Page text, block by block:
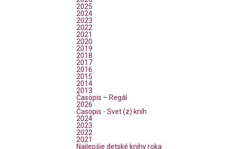
2025
2024
2023
2022
2021
2020
2019
2018
2017
2016
2015
2014
2013
Časopis – Regál
2026
Časopis - Svet (z) kníh
2024
2023
2022
2021
Najlepšie detské knihy roka